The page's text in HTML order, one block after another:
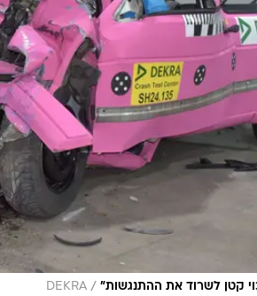
קטן לשרוד את ההתנגשות" /
DEKRA